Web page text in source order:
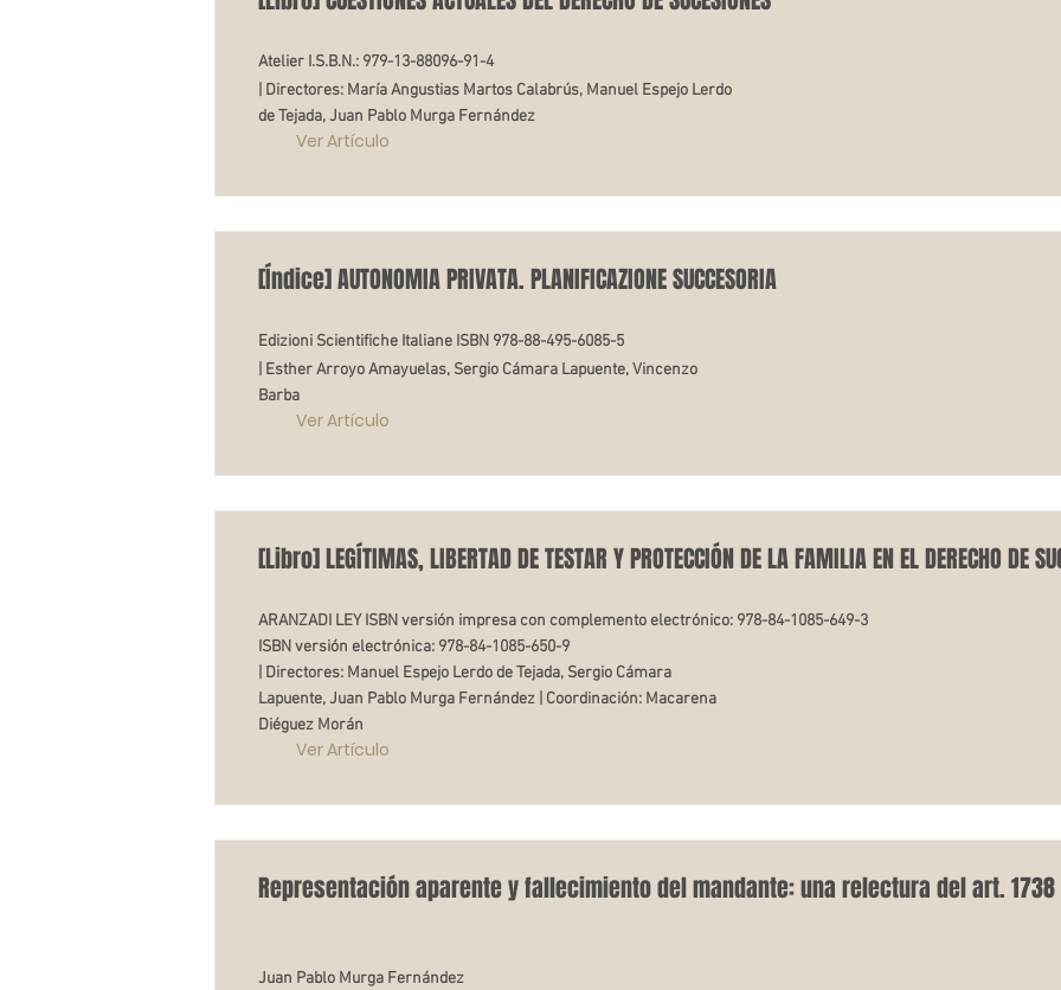
Atelier I.S.B.N.: 979-13-88096-91-4
| Directores: María Angustias Martos Calabrús, Manuel Espejo Lerdo
de Tejada, Juan Pablo Murga Fernández
Ver Artículo
[Índice] AUTONOMIA PRIVATA. PLANIFICAZIONE SUCCESORIA
Edizioni Scientifiche Italiane ISBN 978-88-495-6085-5
| Esther Arroyo Amayuelas, Sergio Cámara Lapuente, Vincenzo
Barba
Ver Artículo
[Libro] LEGÍTIMAS, LIBERTAD DE TESTAR Y PROTECCIÓN DE LA FAMILIA EN EL DERECHO DE
ARANZADI LEY ISBN versión impresa con complemento electrónico: 978-84-1085-649-3
ISBN versión electrónica: 978-84-1085-650-9
| Directores: Manuel Espejo Lerdo de Tejada, Sergio Cámara
Lapuente, Juan Pablo Murga Fernández | Coordinación: Macarena
Diéguez Morán
Ver Artículo
Representación aparente y fallecimiento del mandante: una relectura del art. 1738
Juan Pablo Murga Fernández